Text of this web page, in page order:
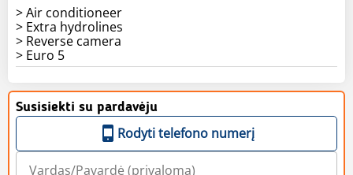
> Air conditioneer
> Extra hydrolines
> Reverse camera
> Euro 5
Susisiekti su pardavėju
Rodyti telefono numerį